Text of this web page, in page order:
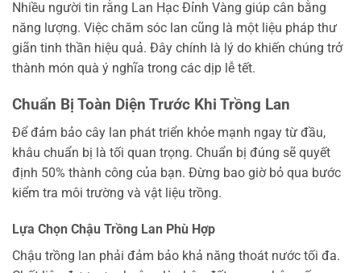
Nhiều người tin rằng Lan Hạc Đỉnh Vàng giúp cân bằng
năng lượng. Việc chăm sóc lan cũng là một liệu pháp thư
giãn tinh thần hiệu quả. Đây chính là lý do khiến chúng trở
thành món quà ý nghĩa trong các dịp lễ tết.
Chuẩn Bị Toàn Diện Trước Khi Trồng Lan
Để đảm bảo cây lan phát triển khỏe mạnh ngay từ đầu,
khâu chuẩn bị là tối quan trọng. Chuẩn bị đúng sẽ quyết
định 50% thành công của bạn. Đừng bao giờ bỏ qua bước
kiểm tra môi trường và vật liệu trồng.
Lựa Chọn Chậu Trồng Lan Phù Hợp
Chậu trồng lan phải đảm bảo khả năng thoát nước tối đa.